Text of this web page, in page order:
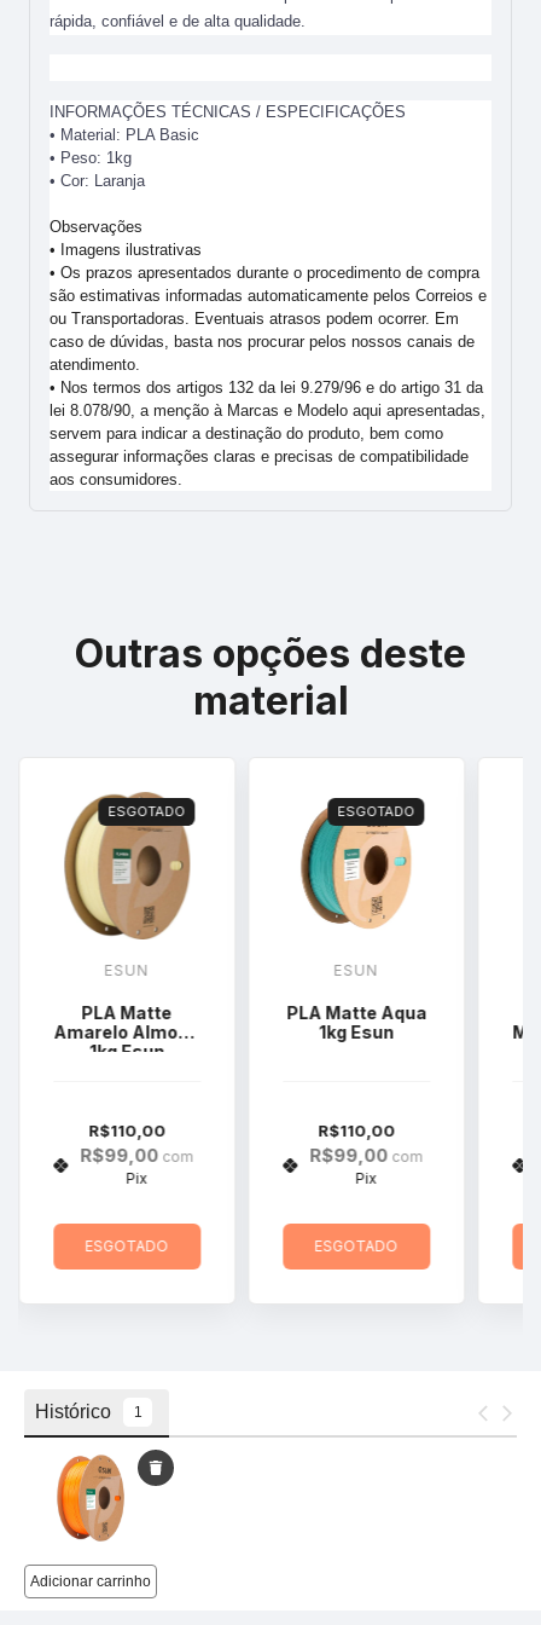
rápida, confiável e de alta qualidade.
INFORMAÇÕES TÉCNICAS / ESPECIFICAÇÕES
• Material: PLA Basic
• Peso: 1kg
• Cor: Laranja
Observações
• Imagens ilustrativas
• Os prazos apresentados durante o procedimento de compra
são estimativas informadas automaticamente pelos Correios e
ou Transportadoras. Eventuais atrasos podem ocorrer. Em
caso de dúvidas, basta nos procurar pelos nossos canais de
atendimento.
• Nos termos dos artigos 132 da lei 9.279/96 e do artigo 31 da
lei 8.078/90, a menção à Marcas e Modelo aqui apresentadas,
servem para indicar a destinação do produto, bem como
assegurar informações claras e precisas de compatibilidade
aos consumidores.
Outras opções deste
material
ESGOTADO
ESUN
PLA Matte
Amarelo Almond
1kg Esun
R$110,00
R$99,00 com
Pix
ESGOTADO
ESGOTADO
ESUN
PLA Matte Aqua
1kg Esun
R$110,00
R$99,00 com
Pix
ESGOTADO